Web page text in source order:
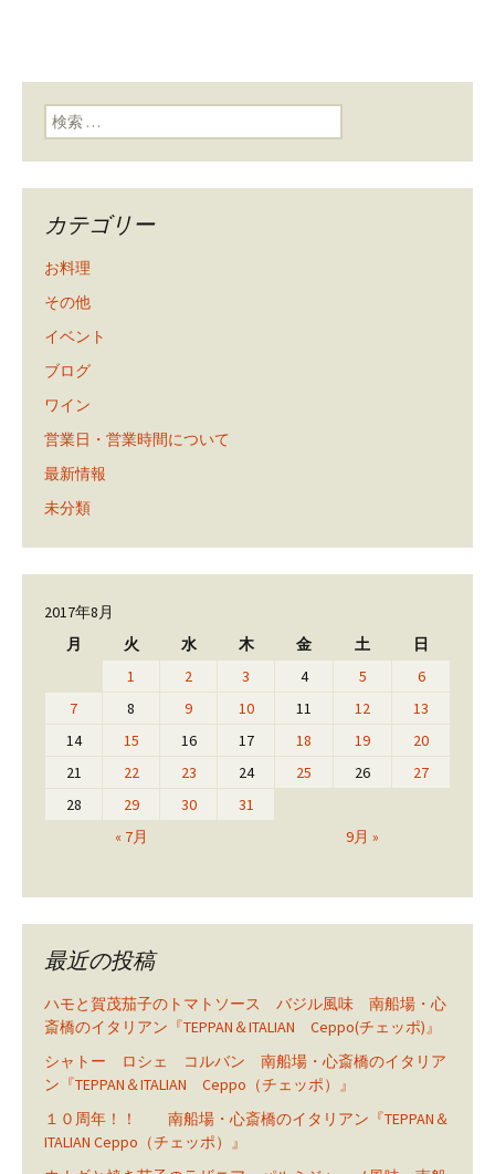
検索:
カテゴリー
お料理
その他
イベント
ブログ
ワイン
営業日・営業時間について
最新情報
未分類
2017年8月
月
火 水 木 金 土 日
« 7月 9月 »
1 2 3 4 5
6
7
8 9 10 11 12
13
14
15 16 17 18 19
20
21
22 23 24 25 26
27
28
29 30 31
最近の投稿
ハモと賀茂茄子のトマトソース バジル風味 南船場・心
斎橋のイタリアン『TEPPAN＆ITALIAN Ceppo(チェッポ)』
シャトー ロシェ コルバン 南船場・心斎橋のイタリア
ン『TEPPAN＆ITALIAN Ceppo（チェッポ）』
１０周年！！ 南船場・心斎橋のイタリアン『TEPPAN＆
ITALIAN Ceppo（チェッポ）』